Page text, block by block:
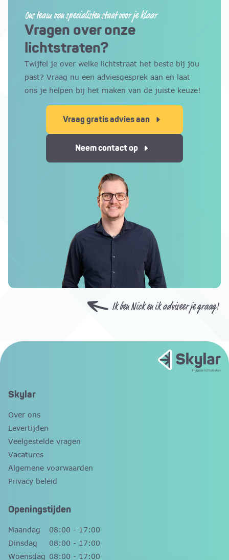
Ik ben Nick en ik adviseer je graag!
Ons team van specialisten staat voor je klaar
Vragen over onze
lichtstraten?
Twijfel je over welke lichtstraat het beste bij jou
past? Vraag nu een adviesgesprek aan en laat
ons je helpen bij het maken van de juiste keuze!
Vraag gratis advies aan
Neem contact op
Openingstijden
Maandag
08:00 - 17:00
Dinsdag
08:00 - 17:00
Woensdag 08:00 - 17:00
Skylar
Over ons
Levertijden
Veelgestelde vragen
Vacatures
Algemene voorwaarden
Privacy beleid